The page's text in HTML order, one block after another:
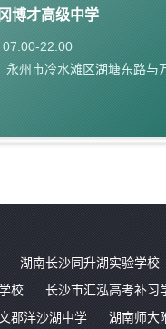
博才高级中学
07:00-22:00
永州市冷水滩区湖塘东路与
湖南长沙同升湖实验学校
校 长沙市汇泓高考补习
郡洋沙湖中学 湖南师大